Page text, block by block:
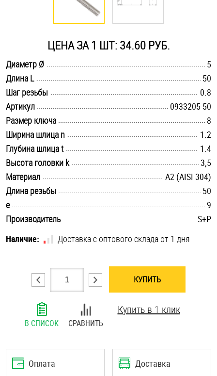
Саморезы и шурупы
Стопорные кольца
Такелаж
Хомуты
Шайбы
Шпильки
Шплинты
Штифты и пальцы
ЦЕНА ЗА 1 ШТ: 34.60 РУБ.
Диаметр Ø
5
Длина L
50
Шаг резьбы
0.8
Артикул
0933205 50
Размер ключа
8
Ширина шлица n
1.2
Глубина шлица t
1.4
Высота головки k
3,5
Материал
А2 (AISI 304)
Длина резьбы
50
e
9
Производитель
S+P
Наличие:
Доставка с оптового склада от 1 дня
КУПИТЬ
В СПИСОК СРАВНИТЬ
Купить в 1 клик
Оплата Доставка